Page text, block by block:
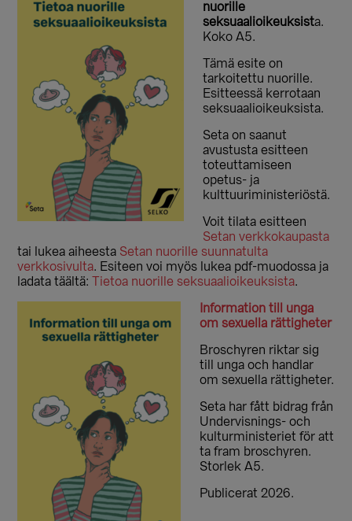
nuorille
seksuaalioikeuksista.
Koko A5.
Tämä esite on
tarkoitettu nuorille.
Esitteessä kerrotaan
seksuaalioikeuksista.
Seta on saanut
avustusta esitteen
toteuttamiseen
opetus- ja
kulttuuriministeriöstä.
Voit tilata esitteen
Setan verkkokaupasta
tai lukea aiheesta Setan nuorille suunnatulta
verkkosivulta. Esiteen voi myös lukea pdf-muodossa ja
ladata täältä:
Tietoa nuorille seksuaalioikeuksista.
Information till unga
om sexuella rättigheter
Broschyren riktar sig
till unga och handlar
om sexuella rättigheter.
Seta har fått bidrag från
Undervisnings- och
kulturministeriet för att
ta fram broschyren.
Storlek A5.
Publicerat 2026.